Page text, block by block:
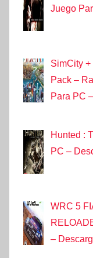
Juego
SimCity +
Pack –
Para PC
Hunted :
PC –
WRC 5
–